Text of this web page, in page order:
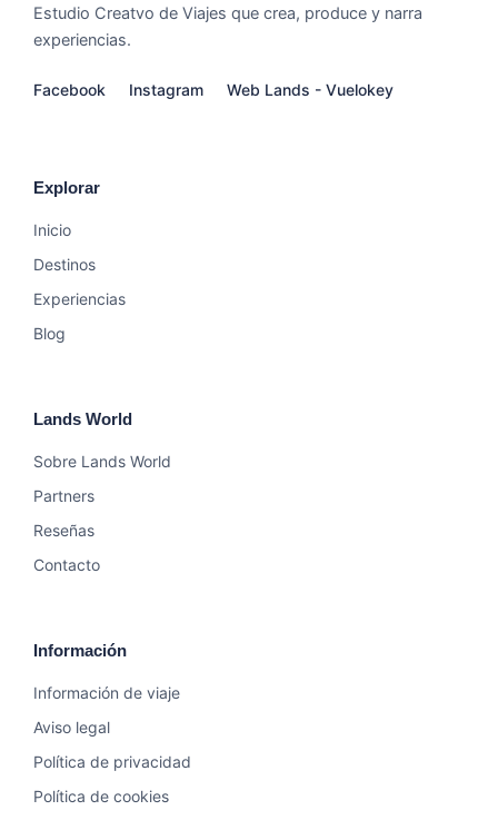
Estudio Creatvo de Viajes que crea, produce y narra
experiencias.
Facebook Instagram Web Lands - Vuelokey
Explorar
Inicio
Destinos
Experiencias
Blog
Lands World
Sobre Lands World
Partners
Reseñas
Contacto
Información
Información de viaje
Aviso legal
Política de privacidad
Política de cookies